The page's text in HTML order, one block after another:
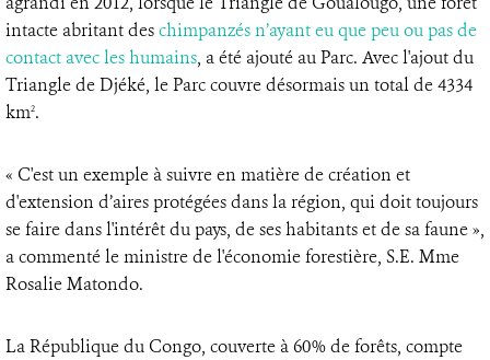
intacte abritant deschimpanzés n’ayant eu que peu ou pas de
contact avec les humains, a été ajouté au Parc. Avec l'ajout du
Triangle de Djéké, le Parc couvre désormais un total de 4334
km2.
« C'est un exemple à suivre en matière de création et
d'extension d’aires protégées dans la région, qui doit toujours
se faire dans l'intérêt du pays, de ses habitants et de sa faune »,
a commenté le ministre de l'économie forestière, S.E. Mme
Rosalie Matondo.
La République du Congo, couverte à 60% de forêts, compte